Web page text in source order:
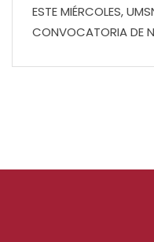
ESTE MIÉRCOLES,
CONVOCATORIA DE